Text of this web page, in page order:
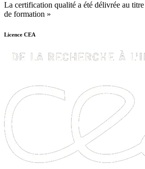
La certification qualité a été délivrée au
de formation »
Licence CEA